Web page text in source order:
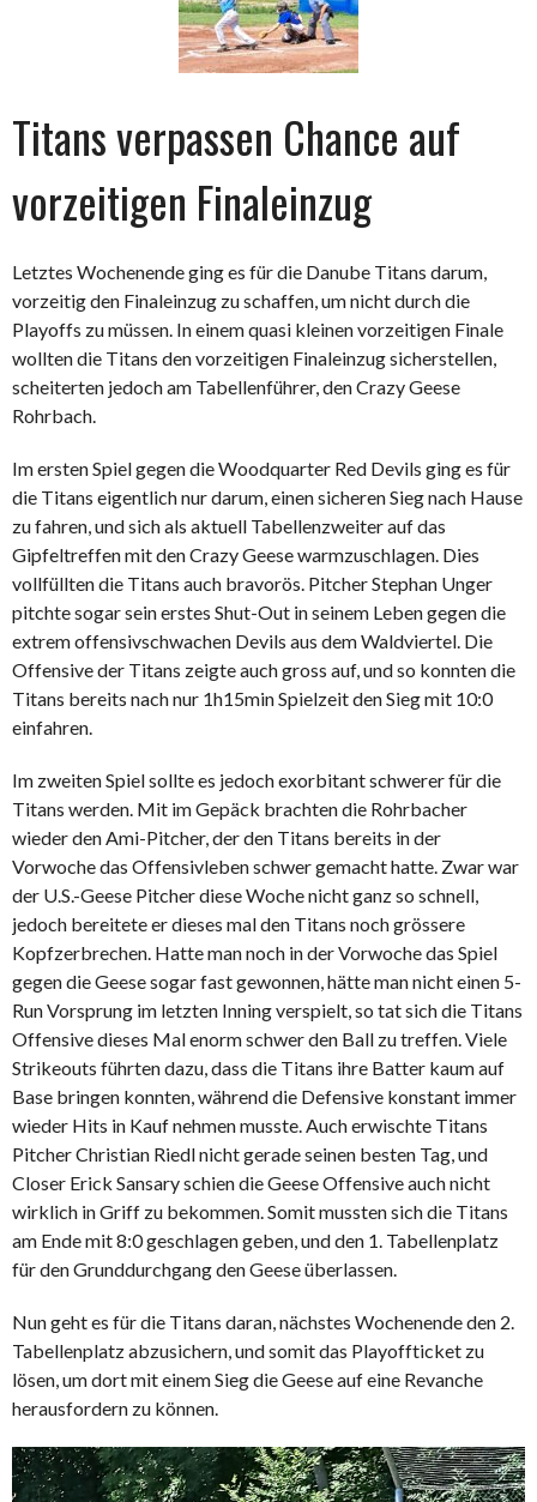
Titans verpassen Chance auf
vorzeitigen Finaleinzug
Letztes Wochenende ging es für die Danube Titans darum,
vorzeitig den Finaleinzug zu schaffen, um nicht durch die
Playoffs zu müssen. In einem quasi kleinen vorzeitigen Finale
wollten die Titans den vorzeitigen Finaleinzug sicherstellen,
scheiterten jedoch am Tabellenführer, den Crazy Geese
Rohrbach.
Im ersten Spiel gegen die Woodquarter Red Devils ging es für
die Titans eigentlich nur darum, einen sicheren Sieg nach Hause
zu fahren, und sich als aktuell Tabellenzweiter auf das
Gipfeltreffen mit den Crazy Geese warmzuschlagen. Dies
vollfüllten die Titans auch bravorös. Pitcher Stephan Unger
pitchte sogar sein erstes Shut-Out in seinem Leben gegen die
extrem offensivschwachen Devils aus dem Waldviertel. Die
Offensive der Titans zeigte auch gross auf, und so konnten die
Titans bereits nach nur 1h15min Spielzeit den Sieg mit 10:0
einfahren.
Im zweiten Spiel sollte es jedoch exorbitant schwerer für die
Titans werden. Mit im Gepäck brachten die Rohrbacher
wieder den Ami-Pitcher, der den Titans bereits in der
Vorwoche das Offensivleben schwer gemacht hatte. Zwar war
der U.S.-Geese Pitcher diese Woche nicht ganz so schnell,
jedoch bereitete er dieses mal den Titans noch grössere
Kopfzerbrechen. Hatte man noch in der Vorwoche das Spiel
gegen die Geese sogar fast gewonnen, hätte man nicht einen 5-
Run Vorsprung im letzten Inning verspielt, so tat sich die Titans
Offensive dieses Mal enorm schwer den Ball zu treffen. Viele
Strikeouts führten dazu, dass die Titans ihre Batter kaum auf
Base bringen konnten, während die Defensive konstant immer
wieder Hits in Kauf nehmen musste. Auch erwischte Titans
Pitcher Christian Riedl nicht gerade seinen besten Tag, und
Closer Erick Sansary schien die Geese Offensive auch nicht
wirklich in Griff zu bekommen. Somit mussten sich die Titans
am Ende mit 8:0 geschlagen geben, und den 1. Tabellenplatz
für den Grunddurchgang den Geese überlassen.
Nun geht es für die Titans daran, nächstes Wochenende den 2.
Tabellenplatz abzusichern, und somit das Playoffticket zu
lösen, um dort mit einem Sieg die Geese auf eine Revanche
herausfordern zu können.